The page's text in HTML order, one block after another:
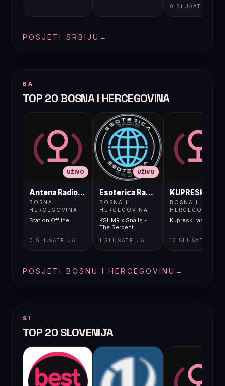
0 SLUŠATELJA
POSJETI SRBIJU →
BA
TOP 20 BOSNA I HERCEGOVINA
UŽIVO
Antena Radio, Jelah Tešanj
BOSNA I
HERCEGOVINA
Station Offline
0 SLUŠATELJA
UŽIVO
Esoterica Radio S1
BOSNA I
HERCEGOVINA
KSHMR x Snails -
The Serpent
1 SLUŠATELJA
BOSNA I
HERCEGOVINA
Kupreski radio
13 SLUŠATELJA
POSJETI BOSNU I HERCEGOVINU →
SI
TOP 20 SLOVENIJA